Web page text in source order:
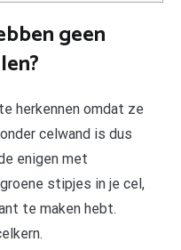
geen
herkennen omdat ze
celwand is dus
enigen met
stipjes in je cel,
te maken hebt.